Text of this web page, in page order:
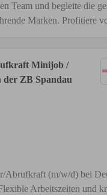
Team und begleite die
Marken. Profitiere
Minijob /
der ZB Spandau
Abrufkraft (m/w/d) bei
Arbeitszeiten und